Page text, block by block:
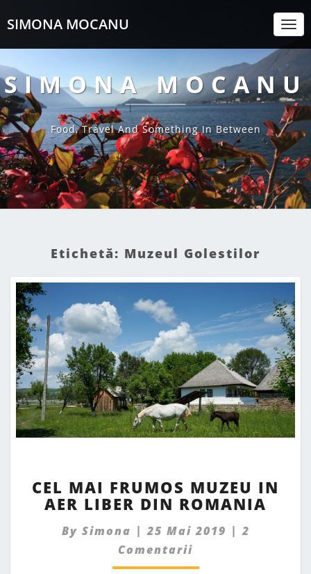
SIMONA MOCANU
SIMONA MOCANU
Food, Travel And Something In Between
Etichetă: Muzeul Golestilor
MAI
FRUMOS
IN
AER
LIBER
CEL MAI FRUMOS MUZEU IN
AER LIBER DIN ROMANIA
By Simona |25 Mai 2019 |Comments
2
Comentarii